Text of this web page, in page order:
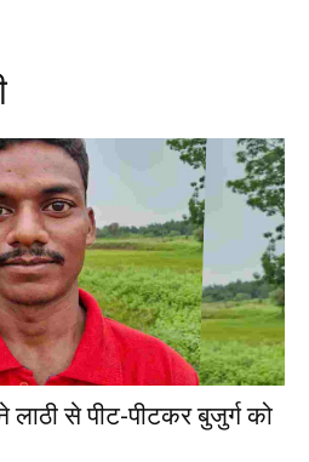
से पीट-पीटकर बुजुर्ग को